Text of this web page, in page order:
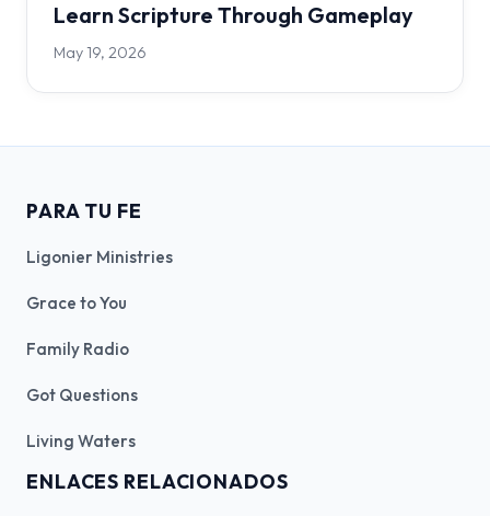
Learn Scripture Through Gameplay
May 19, 2026
PARA TU FE
Ligonier Ministries
Grace to You
Family Radio
Got Questions
Living Waters
ENLACES RELACIONADOS